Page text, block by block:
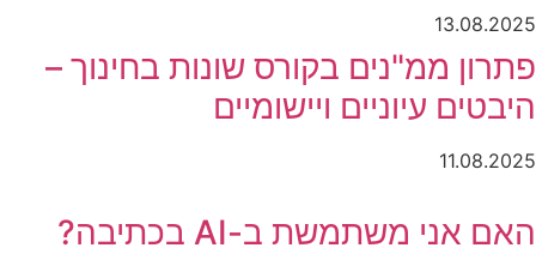
13.08.2025
פתרון ממ"נים בקורס שונות בחינוך –
היבטים עיוניים ויישומיים
11.08.2025
האם אני משתמשת ב-AI בכתיבה?